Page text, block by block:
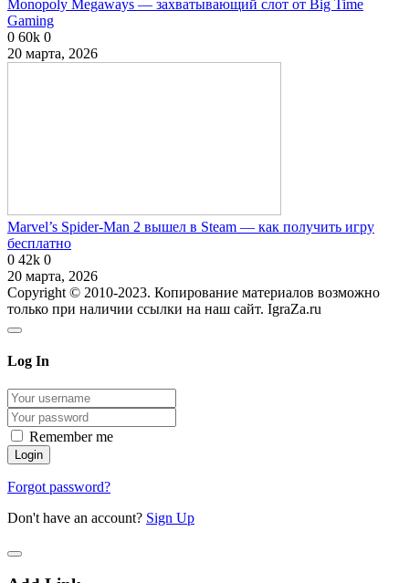
Monopoly Megaways — захватывающий слот от Big Time
Gaming
0 60k 0
20 марта, 2026
Marvel’s Spider-Man 2 вышел в Steam — как получить игру
бесплатно
0 42k 0
20 марта, 2026
Copyright © 2010-2023. Копирование материалов возможно
только при наличии ссылки на наш сайт. IgraZa.ru
Log In
Remember me
Forgot password?
Don't have an account? Sign Up